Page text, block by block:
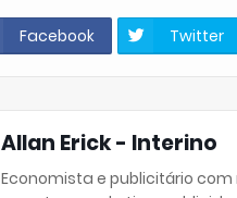
Facebook Twitter
Allan Erick - Interino
Economista e publicitário